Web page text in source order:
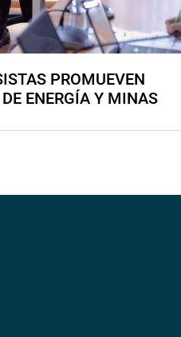
PROMUEVEN
ENERGÍA Y MINAS